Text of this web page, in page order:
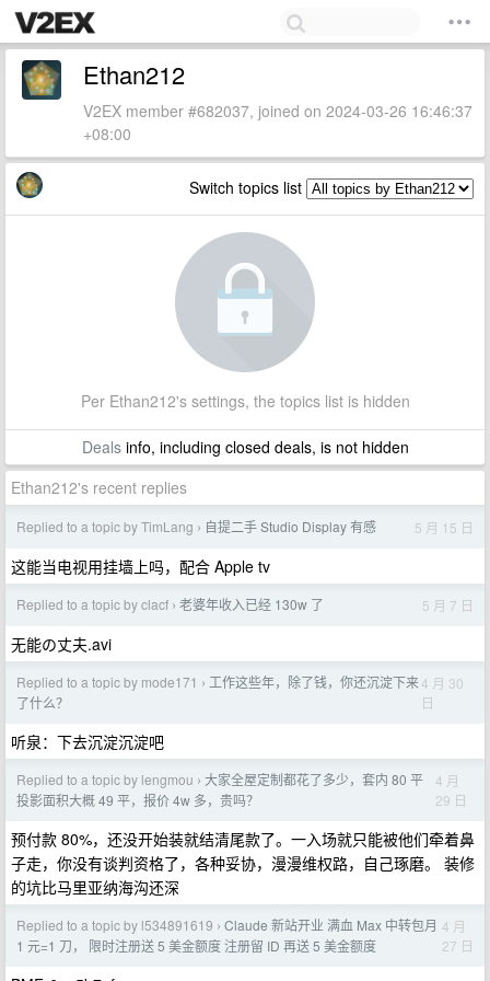
Ethan212
V2EX member #682037, joined on 2024-03-26 16:46:37
+08:00
Switch topics list
Per Ethan212's settings, the topics list is hidden
Dealsinfo, including closed deals, is not hidden
Ethan212's recent replies
Replied to a topic by TimLang › 自提二手 Studio Display 有感 5 月 15 日
这能当电视用挂墙上吗，配合 Apple tv
Replied to a topic by clacf › 老婆年收入已经 130w 了 5 月 7 日
无能の丈夫.avi
Replied to a topic by mode171 › 工作这些年，除了钱，你还沉淀下来
了什么？
4 月 30
日
听泉：下去沉淀沉淀吧
Replied to a topic by lengmou › 大家全屋定制都花了多少，套内 80 平
投影面积大概 49 平，报价 4w 多，贵吗？
4 月
29 日
预付款 80%，还没开始装就结清尾款了。一入场就只能被他们牵着鼻
子走，你没有谈判资格了，各种妥协，漫漫维权路，自己琢磨。 装修
的坑比马里亚纳海沟还深
Replied to a topic by l534891619 › Claude 新站开业 满血 Max 中转包月
1 元=1 刀， 限时注册送 5 美金额度 注册留 ID 再送 5 美金额度
4 月
27 日